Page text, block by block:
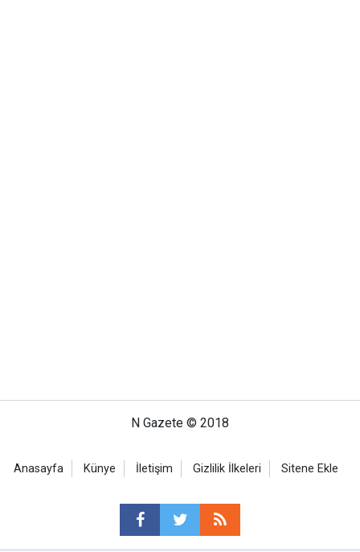
N Gazete © 2018
Anasayfa Künye İletişim Gizlilik İlkeleri Sitene Ekle